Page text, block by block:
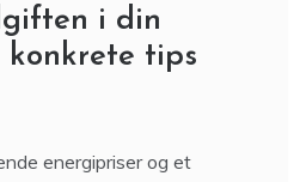
i din
konkrete tips
energipriser og et